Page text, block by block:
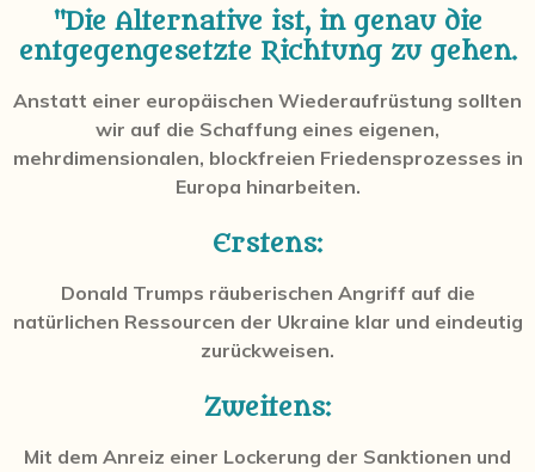
"Die Alternative ist, in genau die
entgegengesetzte Richtung zu gehen.
Anstatt einer europäischen Wiederaufrüstung sollten
wir auf die Schaffung eines eigenen,
mehrdimensionalen, blockfreien Friedensprozesses in
Europa hinarbeiten.
Erstens:
Donald Trumps räuberischen Angriff auf die
natürlichen Ressourcen der Ukraine klar und eindeutig
zurückweisen.
Zweitens:
Mit dem Anreiz einer Lockerung der Sanktionen und